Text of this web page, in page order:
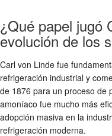
¿Qué papel jugó
evolución de los
Carl von Linde fue
refrigeración industrial y
de 1876 para un proceso de
amoníaco fue mucho más
adopción masiva en la
refrigeración moderna.